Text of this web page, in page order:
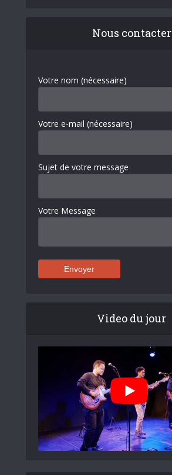
Nous contacter
Votre nom (nécessaire)
Votre e-mail (nécessaire)
Sujet de votre message
Votre Message
Video du jour